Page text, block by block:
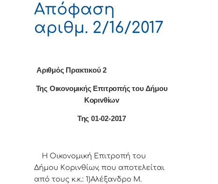
Απόφαση
αριθμ. 2/16/2017
Αριθμός Πρακτικού 2
Της Οικονομικής Επιτρoπής τoυ Δήμoυ
Κoριvθίωv
Της 01-02-2017
Η Οικονομική Επιτρoπή τoυ
Δήμoυ Κoριvθίωv, πoυ απoτελείται
από τoυς κ.κ.: 1)Αλέξανδρο Μ.